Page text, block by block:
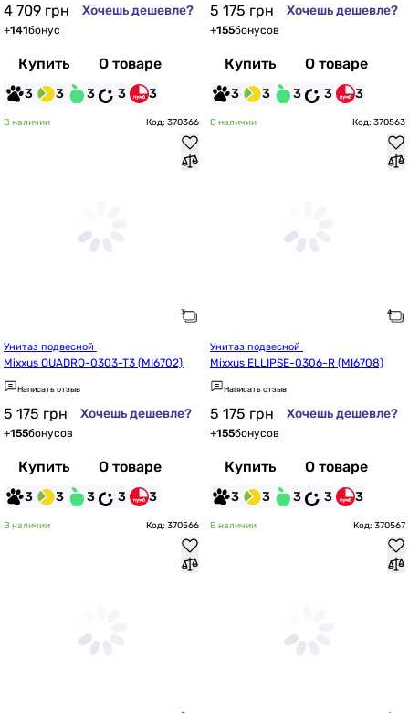
4 709 грн Хочешь дешевле?
+141бонус
Купить О товаре
3 3 3 3 3
5 175 грн Хочешь дешевле?
+155бонусов
Купить О товаре
3 3 3 3 3
В наличии Код: 370366
Mixxus QUADRO-0303-T3 (MI6702)
Написать отзыв
5 175 грн Хочешь дешевле?
+155бонусов
Купить О товаре
3 3 3 3 3
В наличии Код: 370563
Mixxus ELLIPSE-0306-R (MI6708)
Написать отзыв
5 175 грн Хочешь дешевле?
+155бонусов
Купить О товаре
3 3 3 3 3
В наличии Код: 370566 В наличии Код: 370567